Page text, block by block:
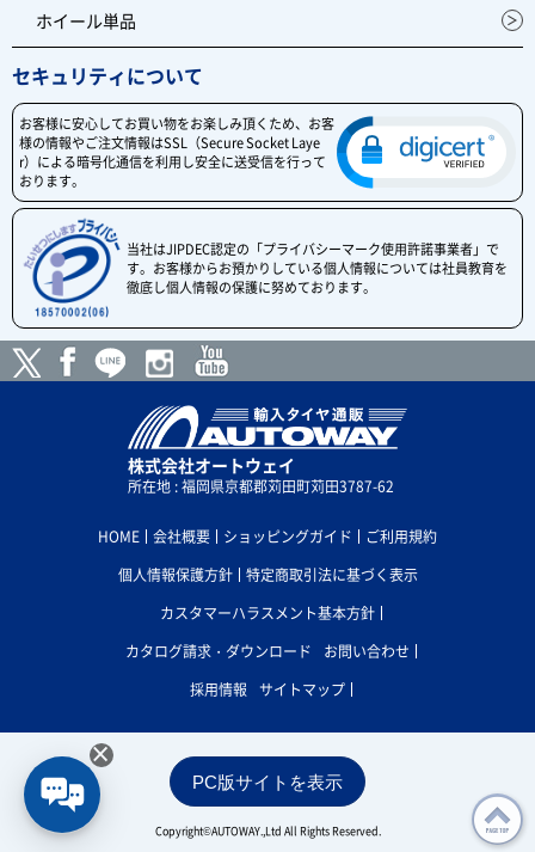
ホイール単品
セキュリティについて
お客様に安心してお買い物をお楽しみ頂くため、お客
様の情報やご注文情報はSSL（Secure Socket Laye
r）による暗号化通信を利用し安全に送受信を行って
おります。
当社はJIPDEC認定の「プライバシーマーク使用許諾事業者」で
す。お客様からお預かりしている個人情報については社員教育を
徹底し個人情報の保護に努めております。
株式会社オートウェイ
所在地 : 福岡県京都郡苅田町苅田3787-62
HOME 会社概要 ショッピングガイド
ご利用規約
個人情報保護方針
特定商取引法に基づく表示
カスタマーハラスメント基本方針
カタログ請求・ダウンロード
お問い合わせ
採用情報
サイトマップ
PC版サイトを表示
Copyright©AUTOWAY.,Ltd All Rights Reserved.
×